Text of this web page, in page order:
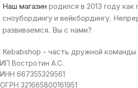
Наш магазин родился в 2013 году как
сноубордингу и вейкбордингу.
развиваемся. Вы с нами?
Kebabshop - часть дружной команды
ИП Востротин А.С.
ИНН 667355329561
ОГРН 321665800161951